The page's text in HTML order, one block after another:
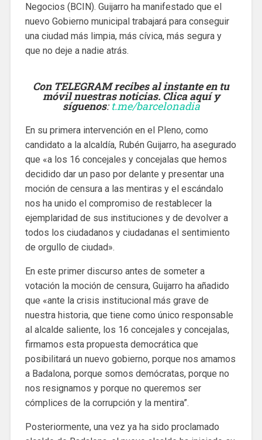
Negocios (BCIN). Guijarro ha manifestado que el
nuevo Gobierno municipal trabajará para conseguir
una ciudad más limpia, más cívica, más segura y
que no deje a nadie atrás.
Con TELEGRAM recibes al instante en tu
móvil nuestras noticias. Clica aquí y
síguenos: t.me/barcelonadia
En su primera intervención en el Pleno, como
candidato a la alcaldía, Rubén Guijarro, ha asegurado
que «a los 16 concejales y concejalas que hemos
decidido dar un paso por delante y presentar una
moción de censura a las mentiras y el escándalo
nos ha unido el compromiso de restablecer la
ejemplaridad de sus instituciones y de devolver a
todos los ciudadanos y ciudadanas el sentimiento
de orgullo de ciudad».
En este primer discurso antes de someter a
votación la moción de censura, Guijarro ha añadido
que «ante la crisis institucional más grave de
nuestra historia, que tiene como único responsable
al alcalde saliente, los 16 concejales y concejalas,
firmamos esta propuesta democrática que
posibilitará un nuevo gobierno, porque nos amamos
a Badalona, ​​porque somos demócratas, porque no
nos resignamos y porque no queremos ser
cómplices de la corrupción y la mentira”.
Posteriormente, una vez ya ha sido proclamado